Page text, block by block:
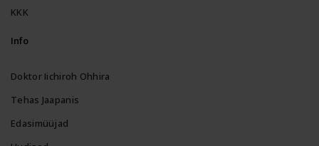
KKK
Info
Doktor Iichiroh Ohhira
Tehas Jaapanis
Edasimüüjad